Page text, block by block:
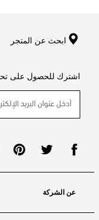
ابحث عن المتجر
اشترك للحصول على
عن الشركة